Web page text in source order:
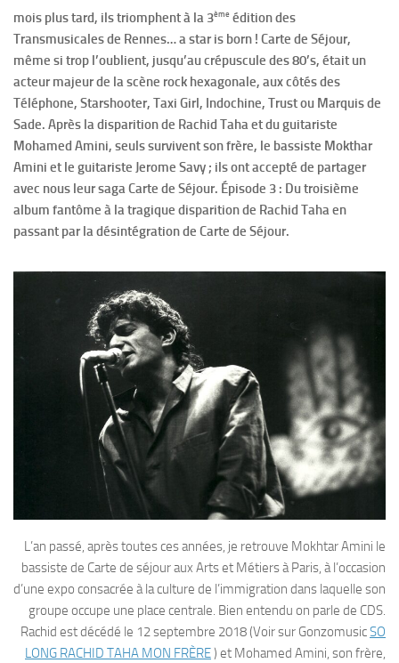
mois plus tard, ils triomphent à la 3ème édition des
Transmusicales de Rennes… a star is born ! Carte de Séjour,
même si trop l’oublient, jusqu’au crépuscule des 80’s, était un
acteur majeur de la scène rock hexagonale, aux côtés des
Téléphone, Starshooter, Taxi Girl, Indochine, Trust ou Marquis de
Sade. Après la disparition de Rachid Taha et du guitariste
Mohamed Amini, seuls survivent son frère, le bassiste Mokthar
Amini et le guitariste Jerome Savy ; ils ont accepté de partager
avec nous leur saga Carte de Séjour. Épisode 3 : Du troisième
album fantôme à la tragique disparition de Rachid Taha en
passant par la désintégration de Carte de Séjour.
L’an passé, après toutes ces années, je retrouve Mokhtar Amini le
bassiste de Carte de séjour aux Arts et Métiers à Paris, à l’occasion
d’une expo consacrée à la culture de l’immigration dans laquelle son
groupe occupe une place centrale. Bien entendu on parle de CDS.
Rachid est décédé le 12 septembre 2018 (Voir sur GonzomusicSO
LONG RACHID TAHA MON FRÈRE ) et Mohamed Amini, son frère,